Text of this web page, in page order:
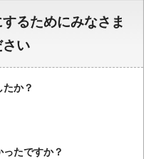
るためにみなさま
い
か？
たですか？